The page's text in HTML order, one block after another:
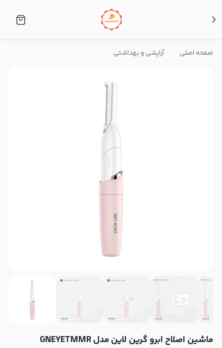
صفحه اصلی آرایشی و بهداشتی
ماشین اصلاح ابرو گرین لاین مدل GNEYETMMR